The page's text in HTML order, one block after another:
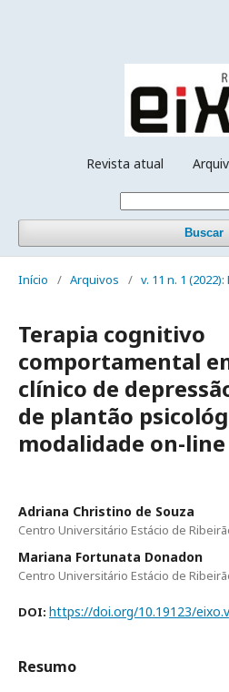
Revista atual
Buscar
Início / Arquivos / v. 11 n. 1
Terapia cognitivo
comportamental
clínico de
de plantão
modalidade on-line
Adriana Christino de Souza
Centro Universitário Estácio de
Mariana Fortunata Donadon
Centro Universitário Estácio de
DOI: https://doi.org/10.19123/
Resumo